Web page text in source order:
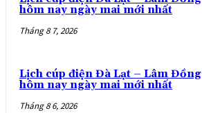
hôm nay ngày mai mới nhất
Tháng 8 7, 2026
Lịch cúp điện Đà Lạt – Lâm Đồng
hôm nay ngày mai mới nhất
Tháng 8 6, 2026